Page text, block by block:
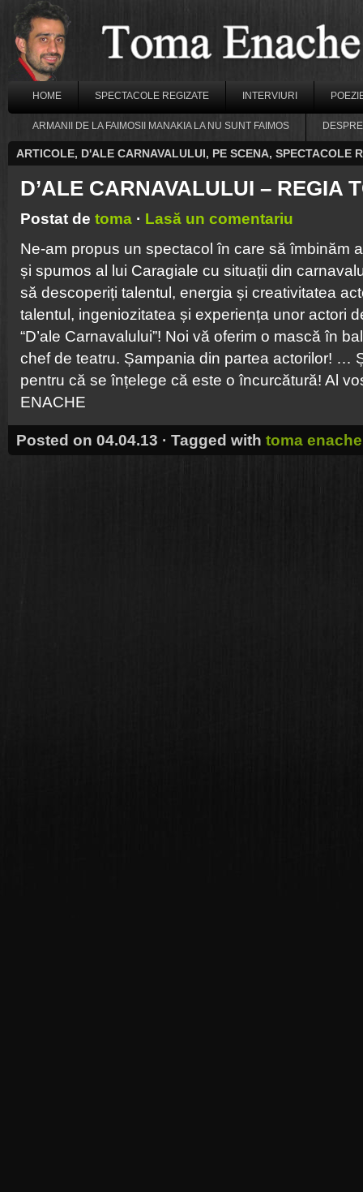
HOME SPECTACOLE REGIZATE INTERVIURI
ARMANII DE LA FAIMOSII MANAKIA LA NU SUNT FAIMOS
ARTICOLE, D'ALE CARNAVALULUI, PE SCENA, SPECTACOLE
D’ALE CARNAVALULUI – REGIA
Postat de toma · Lasă un comentariu
Ne-am propus un spectacol în care să îmbinăm
și spumos al lui Caragiale cu situații din
să descoperiți talentul, energia și creativitatea
talentul, ingeniozitatea și experiența unor actori
“D’ale Carnavalului”! Noi vă oferim o mască în
chef de teatru. Șampania din partea actorilor! …
pentru că se înțelege că este o încurcătură! Al
ENACHE
Posted on 04.04.13 · Tagged with toma enache